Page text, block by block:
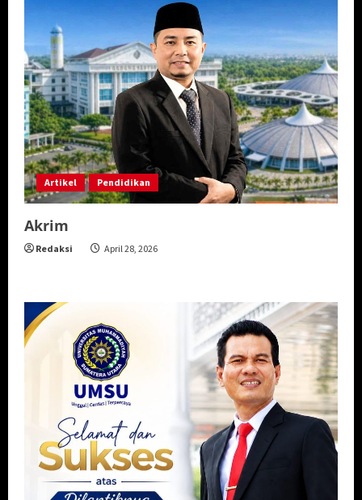
Artikel Pendidikan
Akrim
Redaksi April 28, 2026